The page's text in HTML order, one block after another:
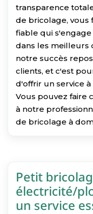
transparence
de bricolage, vous
fiable qui
dans les meilleurs
notre succès
clients, et c'est
d'offrir un service
Vous pouvez faire
à notre
de bricolage à
Petit
électricité/
un service